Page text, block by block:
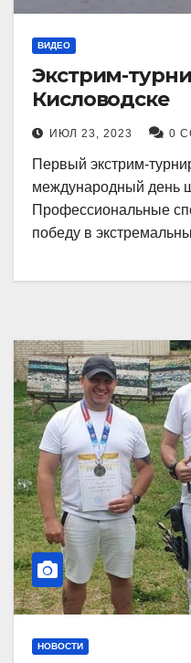
ВИДЕО
Экстрим-
Кисловодске
ИЮЛ 23, 2023 0
Первый экстрим-
международный день
Профессиональные
победу в
НОВОСТИ